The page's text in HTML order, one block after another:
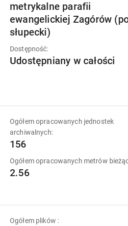
metrykalne parafii
ewangelickiej Zagórów
słupecki)
Dostępność:
Udostępniany w całości
Ogółem opracowanych jednostek
archiwalnych:
156
Ogółem opracowanych metrów
2.56
Ogółem plików :